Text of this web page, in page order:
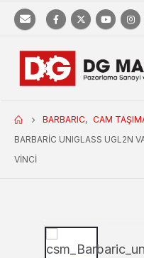
BARBARIC, CAM
BARBARIC UNIGLASS UGL2N
VINCI